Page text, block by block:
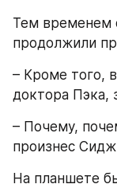
Тем временем
продолжили
– Кроме того,
доктора Пэка,
– Почему,
произнес
На планшете